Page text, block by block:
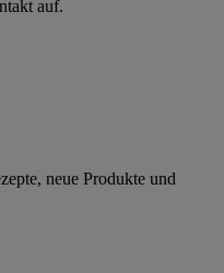
auf.
neue Produkte und